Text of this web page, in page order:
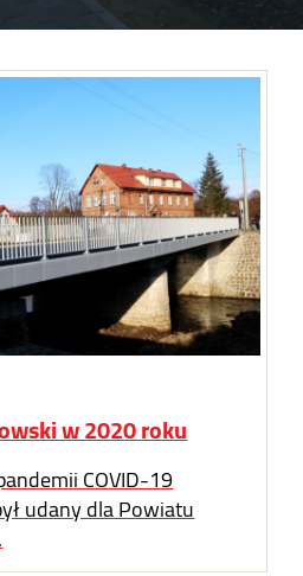
w 2020 roku
COVID-19
udany dla Powiatu